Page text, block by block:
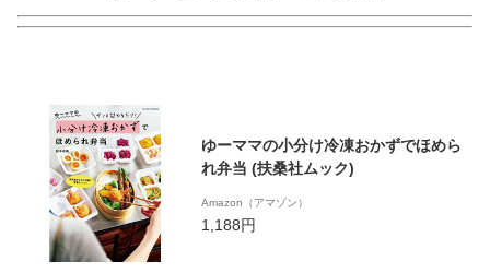
ゆーママの小分け冷凍おかずでほめら
れ弁当 (扶桑社ムック)
Amazon（アマゾン）
1,188円